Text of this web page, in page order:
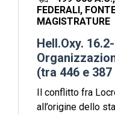
FEDERALI,
MAGISTRATURE
Hell.Oxy.
(tra 446 e 387
Il conflitto fra
all’origine dello